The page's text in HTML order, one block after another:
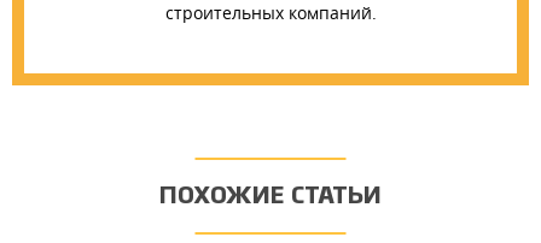
строительных компаний.
ПОХОЖИЕ СТАТЬИ